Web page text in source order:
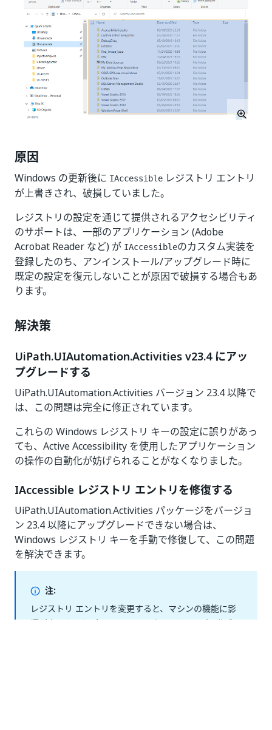
原因
Windows の更新後に IAccessible レジストリ エントリ
が上書きされ、破損していました。
レジストリの設定を通じて提供されるアクセシビリティ
のサポートは、一部のアプリケーション (Adobe
Acrobat Reader など) が IAccessibleのカスタム実装を
登録したのち、アンインストール/アップグレード時に
既定の設定を復元しないことが原因で破損する場合もあ
ります。
解決策
UiPath.UIAutomation.Activities v23.4 にアッ
プグレードする
UiPath.UIAutomation.Activities バージョン 23.4 以降で
は、この問題は完全に修正されています。
これらの Windows レジストリ キーの設定に誤りがあっ
ても、Active Accessibility を使用したアプリケーション
の操作の自動化が妨げられることがなくなりました。
IAccessible レジストリ エントリを修復する
UiPath.UIAutomation.Activities パッケージをバージョ
ン 23.4 以降にアップグレードできない場合は、
Windows レジストリ キーを手動で修復して、この問題
を解決できます。
注:
レジストリ エントリを変更すると、マシンの機能に影
響が出るおそれがあります。まずバックアップを作成し